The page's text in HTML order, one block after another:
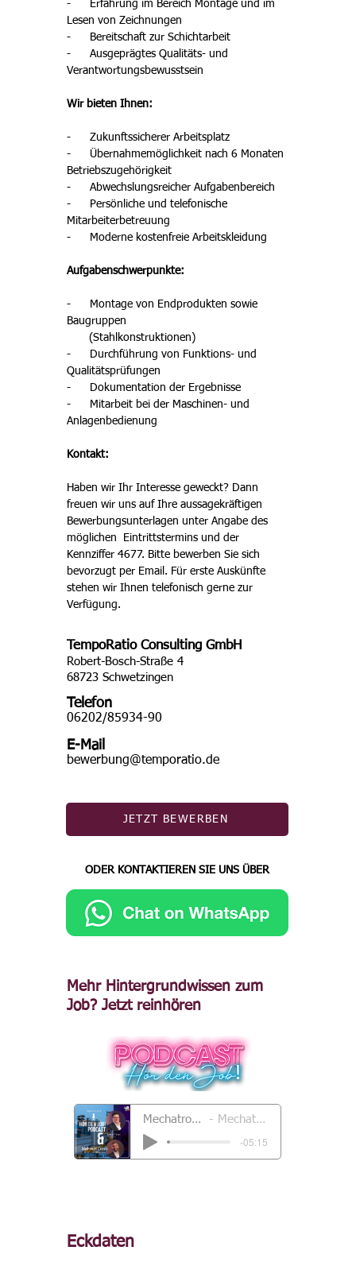
-      Erfahrung im Bereich Montage und im
Lesen von Zeichnungen
-      Bereitschaft zur Schichtarbeit
-      Ausgeprägtes Qualitäts- und
Verantwortungsbewusstsein
Wir bieten Ihnen:
-      Zukunftssicherer Arbeitsplatz
-      Übernahmemöglichkeit nach 6 Monaten
Betriebszugehörigkeit
-      Abwechslungsreicher Aufgabenbereich
-      Persönliche und telefonische
Mitarbeiterbetreuung
-      Moderne kostenfreie Arbeitskleidung
Aufgabenschwerpunkte:
-      Montage von Endprodukten sowie
Baugruppen
       (Stahlkonstruktionen)
-      Durchführung von Funktions- und
Qualitätsprüfungen
-      Dokumentation der Ergebnisse
-      Mitarbeit bei der Maschinen- und
Anlagenbedienung
Kontakt:
Haben wir Ihr Interesse geweckt? Dann
freuen wir uns auf Ihre aussagekräftigen
Bewerbungsunterlagen unter Angabe des
möglichen  Eintrittstermins und der
Kennziffer 4677. Bitte bewerben Sie sich
bevorzugt per Email. Für erste Auskünfte
stehen wir Ihnen telefonisch gerne zur
Verfügung.
TempoRatio Consulting GmbH
Robert-Bosch-Straße 4
68723 Schwetzingen
06202/85934-90
bewerbung@temporatio.de
Telefon
E-Mail
JETZT BEWERBEN
ODER KONTAKTIEREN SIE UNS ÜBER
Mehr Hintergrundwissen zum
Job? Jetzt reinhören
Mechatroniker / Elektroniker Raum Bellheim (m/w/d) Mechatroniker / Elektroniker Raum Bellheim (m/w/d)
-05:15
Eckdaten